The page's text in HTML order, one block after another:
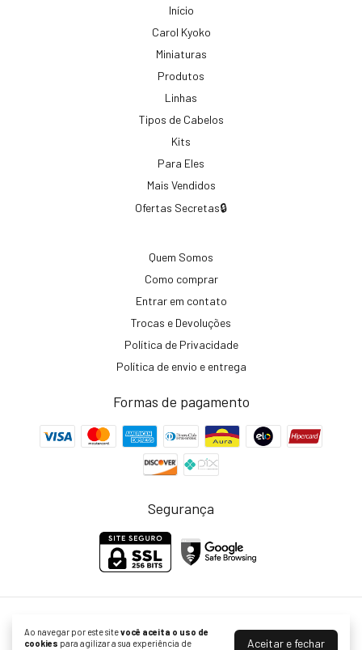
Ao navegar por este sitevocê aceita o uso de
cookies para agilizar a sua experiência de
Aceitar e fechar
Início
Carol Kyoko
Miniaturas
Produtos
Linhas
Tipos de Cabelos
Kits
Para Eles
Mais Vendidos
Ofertas Secretas🔒
Quem Somos
Como comprar
Entrar em contato
Trocas e Devoluções
Política de Privacidade
Política de envio e entrega
Formas de pagamento
Segurança
©2026. Formular Servicos Cosmeticos LTDA - 10721006000292. Todos os